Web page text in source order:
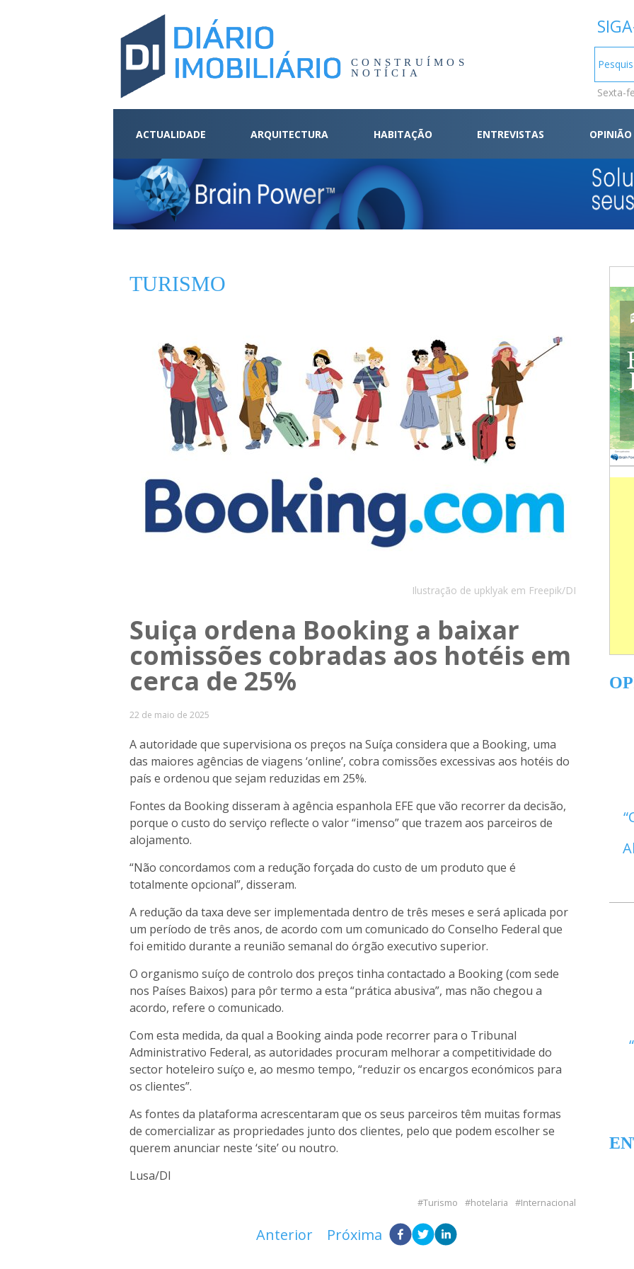
CONSTRUÍMOS
NOTÍCIA
Sexta-
ACTUALIDADE ARQUITECTURA HABITAÇÃO ENTREVISTAS OPINIÃO
TURISMO
Ilustração de upklyak em Freepik/DI
Suiça ordena Booking a baixar
comissões cobradas aos hotéis em
cerca de 25%
22 de maio de 2025
A autoridade que supervisiona os preços na Suíça considera que a Booking, uma
das maiores agências de viagens ‘online’, cobra comissões excessivas aos hotéis do
país e ordenou que sejam reduzidas em 25%.
Fontes da Booking disseram à agência espanhola EFE que vão recorrer da decisão,
porque o custo do serviço reflecte o valor “imenso” que trazem aos parceiros de
alojamento.
“Não concordamos com a redução forçada do custo de um produto que é
totalmente opcional”, disseram.
A redução da taxa deve ser implementada dentro de três meses e será aplicada por
um período de três anos, de acordo com um comunicado do Conselho Federal que
foi emitido durante a reunião semanal do órgão executivo superior.
O organismo suíço de controlo dos preços tinha contactado a Booking (com sede
nos Países Baixos) para pôr termo a esta “prática abusiva”, mas não chegou a
acordo, refere o comunicado.
Com esta medida, da qual a Booking ainda pode recorrer para o Tribunal
Administrativo Federal, as autoridades procuram melhorar a competitividade do
sector hoteleiro suíço e, ao mesmo tempo, “reduzir os encargos económicos para
os clientes”.
As fontes da plataforma acrescentaram que os seus parceiros têm muitas formas
de comercializar as propriedades junto dos clientes, pelo que podem escolher se
querem anunciar neste ‘site’ ou noutro.
Lusa/DI
Turismo hotelaria Internacional
Anterior Próxima